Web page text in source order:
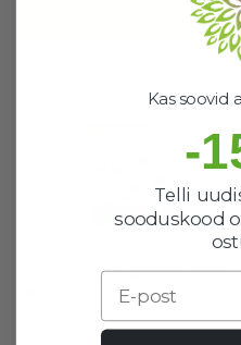
Kinoki detox jalaplaastrid
Kas soovid
-
Telli
sooduskood